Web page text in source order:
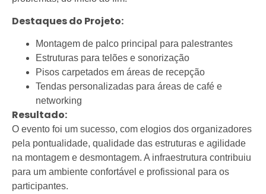
Destaques do Projeto:
Montagem de palco principal para palestrantes
Estruturas para telões e sonorização
Pisos carpetados em áreas de recepção
Tendas personalizadas para áreas de café e
networking
Resultado:
O evento foi um sucesso, com elogios dos organizadores
pela pontualidade, qualidade das estruturas e agilidade
na montagem e desmontagem. A infraestrutura contribuiu
para um ambiente confortável e profissional para os
participantes.